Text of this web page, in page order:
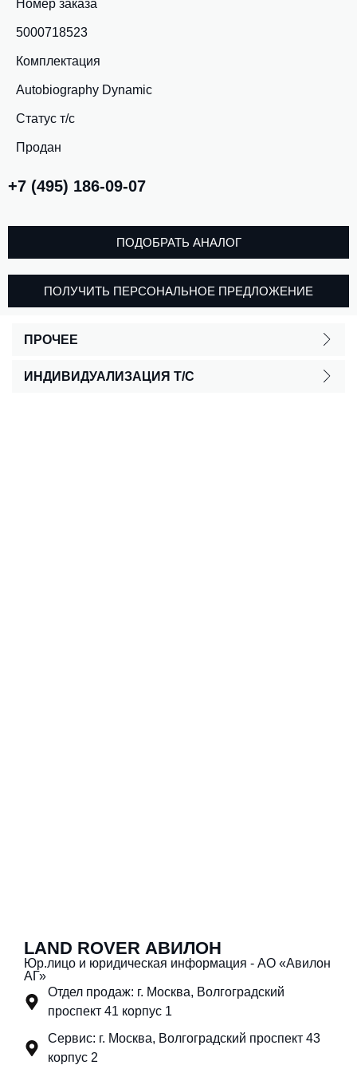
Номер заказа
5000718523
Комплектация
Autobiography Dynamic
Статус т/с
Продан
+7 (495) 186-09-07
ПОДОБРАТЬ АНАЛОГ
ПОЛУЧИТЬ ПЕРСОНАЛЬНОЕ ПРЕДЛОЖЕНИЕ
ПРОЧЕЕ
ИНДИВИДУАЛИЗАЦИЯ Т/С
LAND ROVER АВИЛОН
Юр.лицо и юридическая информация - АО «Авилон
АГ»
Отдел продаж: г. Москва, Волгоградский
проспект 41 корпус 1
Сервис: г. Москва, Волгоградский проспект 43
корпус 2